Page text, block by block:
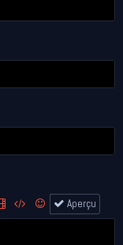
Aperçu